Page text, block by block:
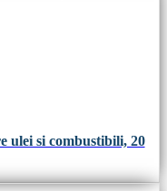
ulei si combustibili, 20